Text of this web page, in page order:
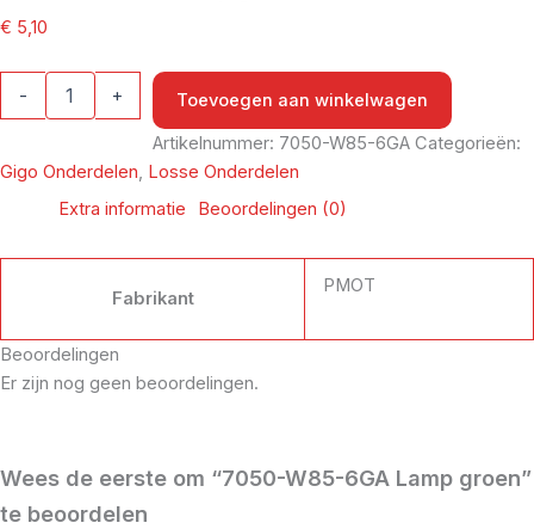
€ 5,10
- +
Toevoegen aan winkelwagen
Artikelnummer: 7050-W85-6GACategorieën:
Gigo Onderdelen, Losse Onderdelen
Extra informatie
Beoordelingen (0)
Fabrikant
PMOT
Beoordelingen
Er zijn nog geen beoordelingen.
Wees de eerste om “7050-W85-6GA Lamp groen”
te beoordelen